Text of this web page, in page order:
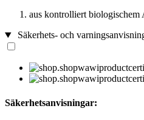
aus kontrolliert biologischem
Säkerhets- och
Säkerhetsanvisningar: